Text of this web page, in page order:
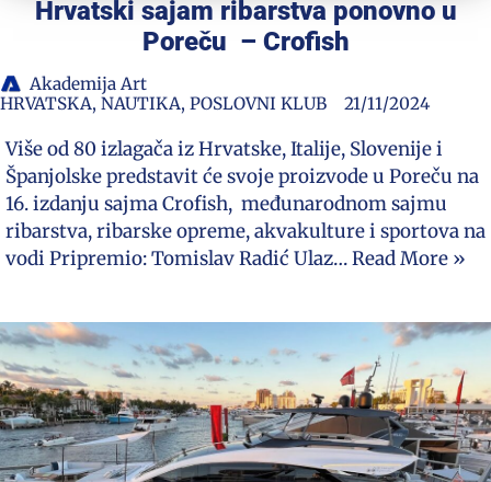
Hrvatski sajam ribarstva ponovno u
Poreču – Crofish
Akademija Art
HRVATSKA, NAUTIKA, POSLOVNI KLUB 21/11/2024
Više od 80 izlagača iz Hrvatske, Italije, Slovenije i
Španjolske predstavit će svoje proizvode u Poreču na
16. izdanju sajma Crofish, međunarodnom sajmu
ribarstva, ribarske opreme, akvakulture i sportova na
vodi Pripremio: Tomislav Radić Ulaz…Read More »